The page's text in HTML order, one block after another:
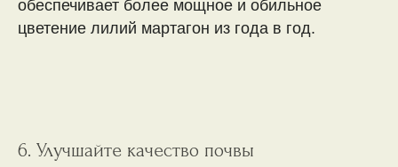
обеспечивает более мощное и обильное
цветение лилий мартагон из года в год.
6. Улучшайте качество почвы